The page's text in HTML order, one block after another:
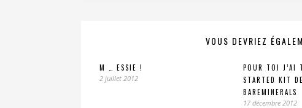
VOUS DEVRIEZ
M … ESSIE !
2 juillet 2012
POUR TOI J’AI
STARTED KIT
BAREMINERALS
17 décembre 2012